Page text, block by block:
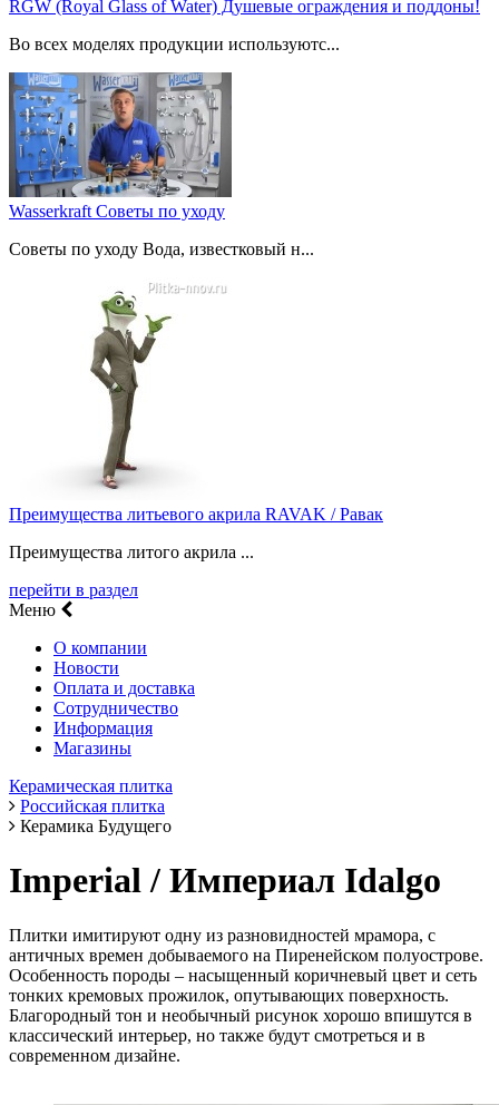
RGW (Royal Glass of Water) Душевые ограждения и поддоны!
Во всех моделях продукции используютс...
Wasserkraft Советы по уходу
Советы по уходу Вода, известковый н...
Преимущества литьевого акрила RAVAK / Равак
Преимущества литого акрила ...
перейти в раздел
Меню
О компании
Новости
Оплата и доставка
Сотрудничество
Информация
Магазины
Керамическая плитка
Российская плитка
Керамика Будущего
Imperial / Империал Idalgo
Плитки имитируют одну из разновидностей мрамора, с
античных времен добываемого на Пиренейском полуострове.
Особенность породы – насыщенный коричневый цвет и сеть
тонких кремовых прожилок, опутывающих поверхность.
Благородный тон и необычный рисунок хорошо впишутся в
классический интерьер, но также будут смотреться и в
современном дизайне.